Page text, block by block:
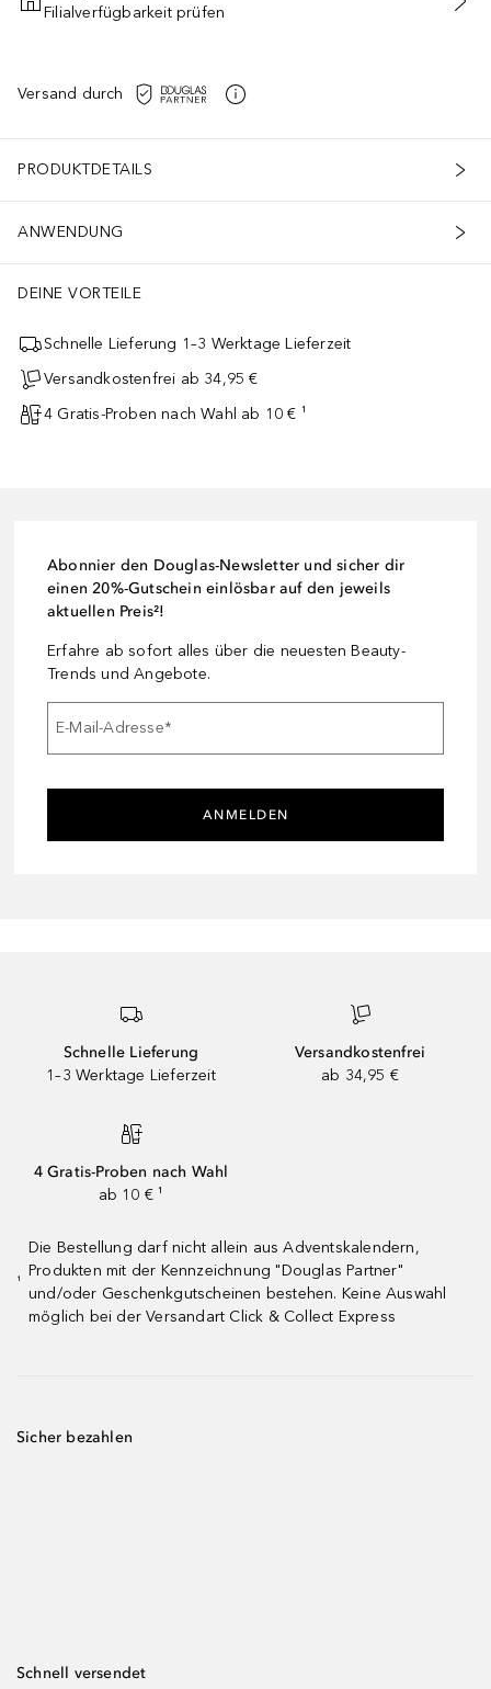
IN DEN WARENKORB
Filialverfügbarkeit prüfen
Versand durch
PRODUKTDETAILS
ANWENDUNG
DEINE VORTEILE
Schnelle Lieferung 1–3 Werktage Lieferzeit
Versandkostenfrei ab 34,95 €
4 Gratis-Proben nach Wahl ab 10 € ¹
Abonnier den Douglas-Newsletter und sicher dir
einen 20%-Gutschein einlösbar auf den jeweils
aktuellen Preis²!
Erfahre ab sofort alles über die neuesten Beauty-
Trends und Angebote.
E-Mail-Adresse*
ANMELDEN
Schnelle Lieferung
1–3 Werktage Lieferzeit
Versandkostenfrei
ab 34,95 €
4 Gratis-Proben nach Wahl
ab 10 € ¹
¹
Die Bestellung darf nicht allein aus Adventskalendern,
Produkten mit der Kennzeichnung "Douglas Partner"
und/oder Geschenkgutscheinen bestehen. Keine Auswahl
möglich bei der Versandart Click & Collect Express
Sicher bezahlen
Schnell versendet